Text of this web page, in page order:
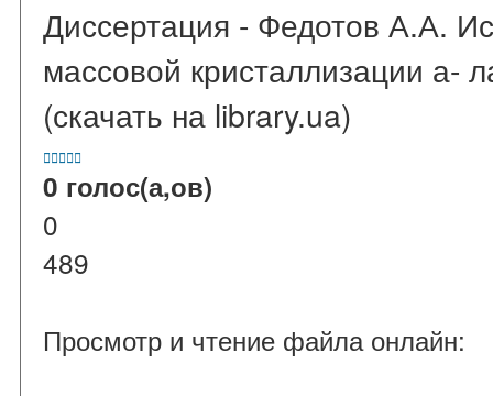
Диссертация - Федотов А.А.
массовой кристаллизации а-
(скачать на library.ua)

0 голос(а,ов)
0
489
Просмотр и чтение файла онлайн: